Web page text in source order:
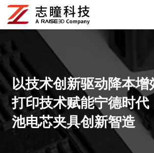
3D打印机
三维扫描仪
3D打印材料
配件及消耗品
以技术创新驱动降本
打印技术赋能宁德时代
池电芯夹具创新智造